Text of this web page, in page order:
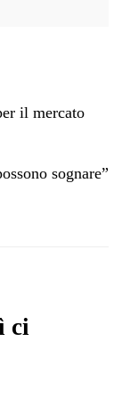
il mercato
sognare”
ci